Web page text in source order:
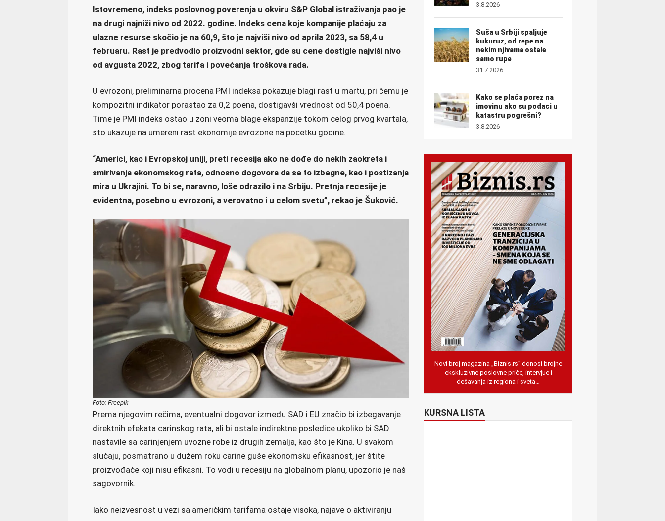
Istovremeno, indeks poslovnog poverenja u okviru S&P Global istraživanja pao je
na drugi najniži nivo od 2022. godine. Indeks cena koje kompanije plaćaju za
ulazne resurse skočio je na 60,9, što je najviši nivo od aprila 2023, sa 58,4 u
februaru. Rast je predvodio proizvodni sektor, gde su cene dostigle najviši nivo
od avgusta 2022, zbog tarifa i povećanja troškova rada.
U evrozoni, preliminarna procena PMI indeksa pokazuje blagi rast u martu, pri čemu je
kompozitni indikator porastao za 0,2 poena, dostigavši vrednost od 50,4 poena.
Time je PMI indeks ostao u zoni veoma blage ekspanzije tokom celog prvog kvartala,
što ukazuje na umereni rast ekonomije evrozone na početku godine.
“Americi, kao i Evropskoj uniji, preti recesija ako ne dođe do nekih zaokreta i
smirivanja ekonomskog rata, odnosno dogovora da se to izbegne, kao i postizanja
mira u Ukrajini. To bi se, naravno, loše odrazilo i na Srbiju. Pretnja recesije je
evidentna, posebno u evrozoni, a verovatno i u celom svetu”, rekao je Šuković.
Foto: Freepik
Prema njegovim rečima, eventualni dogovor između SAD i EU značio bi izbegavanje
direktnih efekata carinskog rata, ali bi ostale indirektne posledice ukoliko bi SAD
nastavile sa carinjenjem uvozne robe iz drugih zemalja, kao što je Kina. U svakom
slučaju, posmatrano u dužem roku carine guše ekonomsku efikasnost, jer štite
proizvođače koji nisu efikasni. To vodi u recesiju na globalnom planu, upozorio je naš
sagovornik.
Iako neizvesnost u vezi sa američkim tarifama ostaje visoka, najave o aktiviranju
3.8.2026
Suša u Srbiji spaljuje
kukuruz, od repe na
nekim njivama ostale
samo rupe
31.7.2026
Kako se plaća porez na
imovinu ako su podaci u
katastru pogrešni?
3.8.2026
Novi broj magazina „Biznis.rs” donosi brojne
ekskluzivne poslovne priče, intervjue i
dešavanja iz regiona i sveta…
KURSNA LISTA